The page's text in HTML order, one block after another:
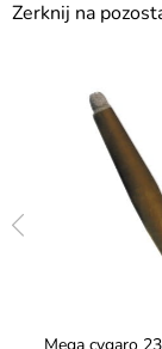
Zerknij na